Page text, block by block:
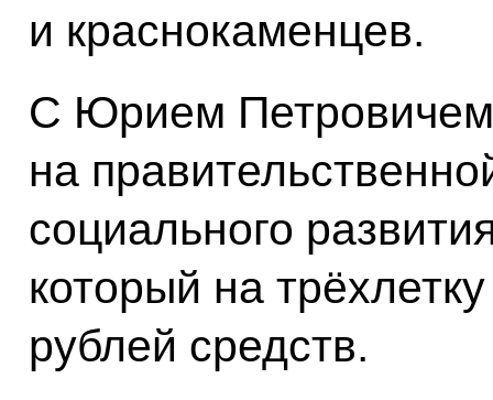
и краснокаменцев.
С Юрием
на
социального
который на
рублей средств.